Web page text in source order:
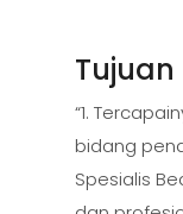
Tujuan
“1.
bidang
Spesialis